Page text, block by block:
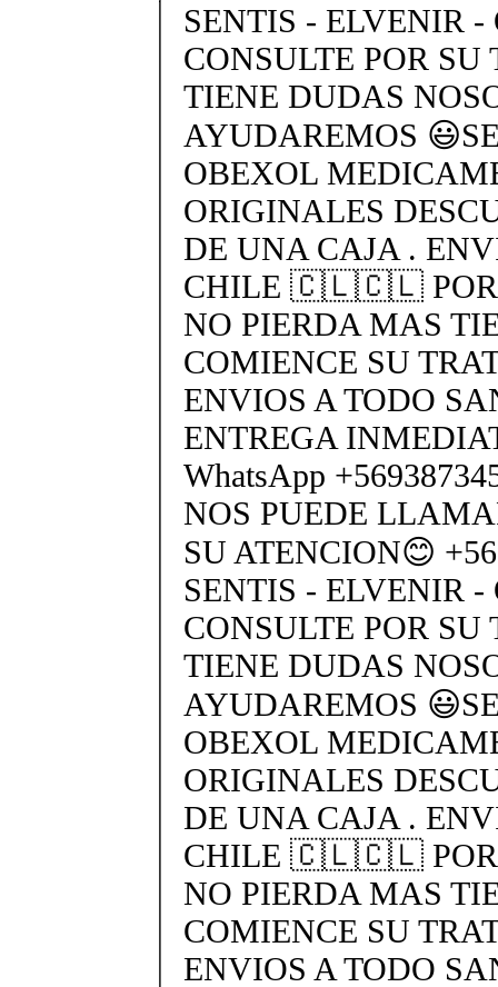
SENTIS - ELVENIR
CONSULTE POR
TIENE DUDAS
AYUDAREMOS
OBEXOL
ORIGINALES
DE UNA CAJA .
CHILE 🇨🇱🇨🇱 POR
NO PIERDA MAS
COMIENCE SU
ENVIOS A TODO
ENTREGA
WhatsApp
NOS PUEDE
SU ATENCION😊
SENTIS - ELVENIR -
CONSULTE POR
TIENE DUDAS
AYUDAREMOS
OBEXOL
ORIGINALES
DE UNA CAJA .
CHILE 🇨🇱🇨🇱 POR
NO PIERDA MAS
COMIENCE SU
ENVIOS A TODO